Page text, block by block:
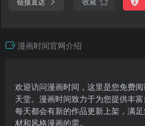
漫画时间官网介绍
欢迎访问漫画时间，这里是您免费
天堂。漫画时间致力于为您提供丰富
每天都会有新的作品更新上架，满
材和风格漫画的需..